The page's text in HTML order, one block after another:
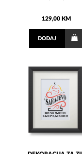
129,00 KM
DODAJ